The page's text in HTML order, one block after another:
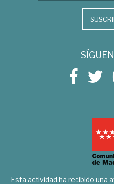
Esta actividad ha recibido una